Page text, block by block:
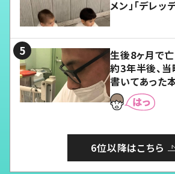
メン」「デレッ
生後8ヶ月で
約3年半後、
書いてあった
6位以降はこちら